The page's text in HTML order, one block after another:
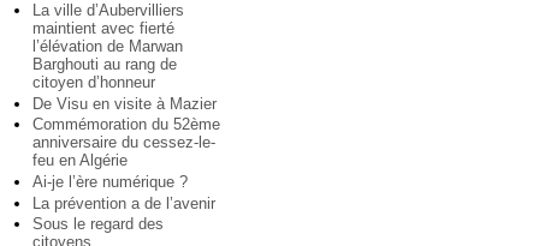
La ville d’Aubervilliers
maintient avec fierté
l’élévation de Marwan
Barghouti au rang de
citoyen d’honneur
De Visu en visite à Mazier
Commémoration du 52ème
anniversaire du cessez-le-
feu en Algérie
Ai-je l’ère numérique ?
La prévention a de l’avenir
Sous le regard des
citoyens